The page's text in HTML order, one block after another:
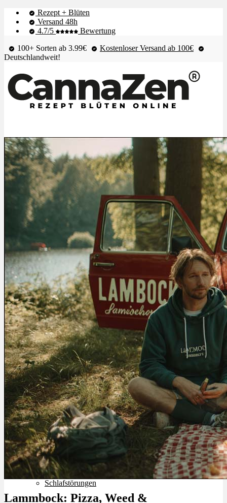
Rezept + Blüten
Versand 48h
4.7/5
Bewertung
100+ Sorten ab 3.99€
Kostenloser Versand ab 100€
Deutschlandweit!
Shop & Live-Bestand
Blüten
Extrakte
Therapien
Alle Krankheiten
Chronische Schmerzen
ADHS
Angststörungen
Chronische Migräne
Depressionen
Schlafstörungen
Lammbock: Pizza, Weed &